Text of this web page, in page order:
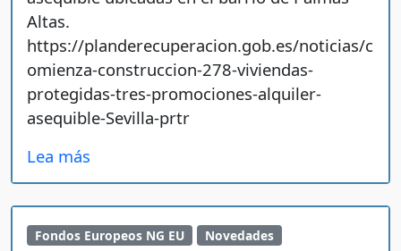
Altas.
https://planderecuperacion.gob.es/noticias/c
omienza-construccion-278-viviendas-
protegidas-tres-promociones-alquiler-
asequible-Sevilla-prtr
Lea más
Fondos Europeos NG EU Novedades